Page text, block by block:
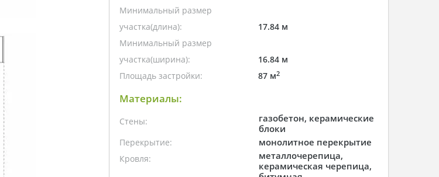
Минимальный размер
участка(длина):
17.84 м
Минимальный размер
участка(ширина):
16.84 м
Площадь застройки:
87 м2
Материалы:
Стены:
газобетон, керамические
блоки
Перекрытие: монолитное перекрытие
Кровля:
металлочерепица,
керамическая черепица,